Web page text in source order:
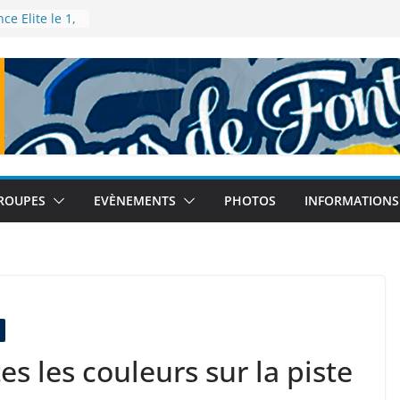
Elite le 1,
– Tour
le 12
à Tokyo
de semi-
EVÈNEMENTS PHOTOS INFORMATIONS
les couleurs sur la piste